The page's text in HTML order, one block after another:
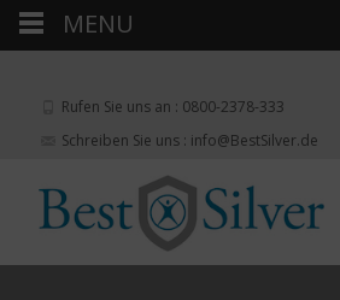
Rufen Sie uns an : 0800-2378-333
Schreiben Sie uns : info@BestSilver.de
MENU